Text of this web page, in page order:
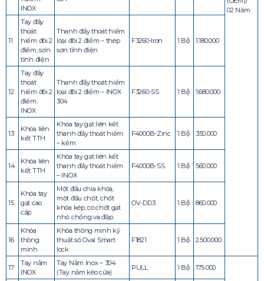
02 Năm
INOX
11
Tay đẩy
thoát
hiểm đôi 2
điểm, sơn
tĩnh điện
Thanh đẩy thoát hiểm
loại đôi 2 điểm – thép
sơn tĩnh điện
F3260-Iron 1 Bộ 1.180.000
12
Tay đẩy
thoát
hiểm đôi 2
điểm,
INOX
Thanh đẩy thoát hiểm
loại đôi 2 điểm – INOX
304
F3260-SS 1 Bộ 1.680.000
13
Khóa liên
kết TTH
Khóa tay gạt liên kết
thanh đẩy thoát hiểm
– kẽm
F4000B-Zinc 1 Bộ 350.000
14
Khóa liên
kết TTH
Khóa tay gạt liên kết
thanh đẩy thoát hiểm
– INOX
F4000B-SS 1 Bộ 560.000
15
Khóa tay
gạt cao
cấp
Một đầu chìa khóa,
một đầu chốt, chốt
khóa kép, có chốt gạt
nhỏ chống va đập.
OV-DD3 1 Bộ 860.000
16
Khóa
thông
minh
Khóa thông minh kỹ
thuật số Oval Smart
lock
F1821 1 Bộ 2.500.000
17
Tay nắm
INOX
Tay Nắm Inox – 304
(Tay nắm kéo cửa)
PULL 1 Bộ 175.000